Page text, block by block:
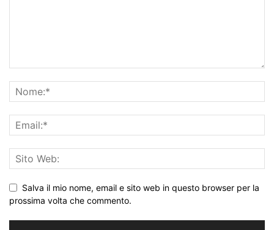
Salva il mio nome, email e sito web in questo browser per la
prossima volta che commento.